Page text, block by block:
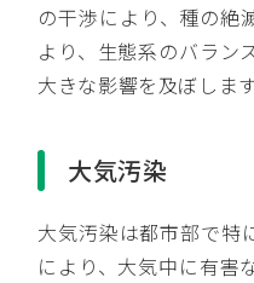
の干渉により、種の絶
より、生態系のバラン
大きな影響を及ぼします
大気汚染
大気汚染は都市部で特
により、大気中に有害